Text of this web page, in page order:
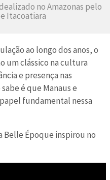
no Amazonas pelo
Itacoatiara
ao longo dos anos, o
um clássico na cultura
e presença nas
é que Manaus e
fundamental nessa
Belle Époque inspirou no